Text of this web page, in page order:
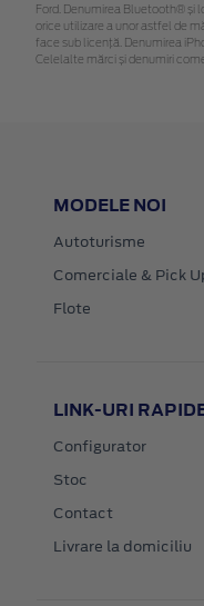
Ford. Denumirea Bluetooth® și
orice utilizare a unor astfel de
face sub licență. Denumirea
Celelalte mărci și denumiri
MODELE NOI
Autoturisme
Comerciale & Pick
Flote
LINK-URI
Configurator
Stoc
Contact
Livrare la domiciliu